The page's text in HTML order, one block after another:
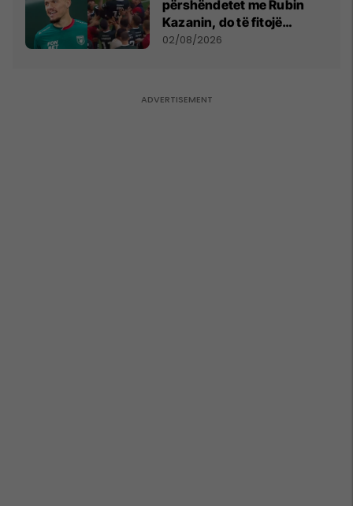
përshëndetet me Rubin
Kazanin, do të fitojë
miliona te Spartak Moska
02/08/2026